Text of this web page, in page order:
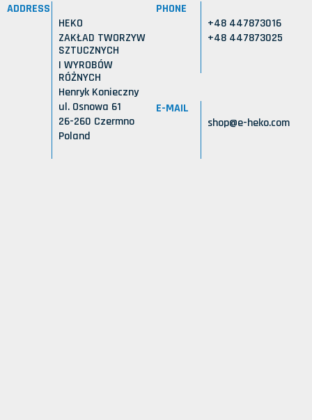
ADDRESS
HEKO
ZAKŁAD TWORZYW
SZTUCZNYCH
I WYROBÓW
RÓŻNYCH
Henryk Konieczny
ul. Osnowa 61
26-260 Czermno
Poland
PHONE
+48 447873016
+48 447873025
E-MAIL
shop@e-heko.com